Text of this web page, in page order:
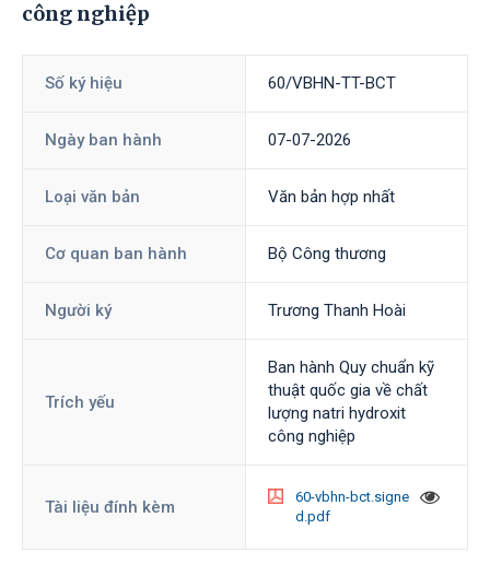
công nghiệp
Số ký hiệu 60/VBHN-TT-BCT
Ngày ban hành 07-07-2026
Loại văn bản Văn bản hợp nhất
Cơ quan ban hành Bộ Công thương
Người ký Trương Thanh Hoài
Trích yếu
Ban hành Quy chuẩn kỹ
thuật quốc gia về chất
lượng natri hydroxit
công nghiệp
Tài liệu đính kèm
60-vbhn-bct.signe
d.pdf